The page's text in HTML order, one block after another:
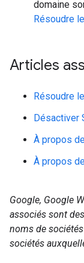
domaine
Résoudre
Articles
Résoudre
Désactiver
À propos
À propos
Google, Google
associés sont
noms de
sociétés